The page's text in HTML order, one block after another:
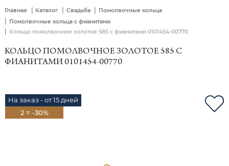
Главная | Каталог | Свадьба | Помолвочные кольца
Помолвочные кольца с фианитами
Кольцо помолвочное золотое 585 с фианитами 0101454-00770
КОЛЬЦО ПОМОЛВОЧНОЕ ЗОЛОТОЕ 585 С
ФИАНИТАМИ 0101454-00770
На заказ - от 15 дней
2 = -30%